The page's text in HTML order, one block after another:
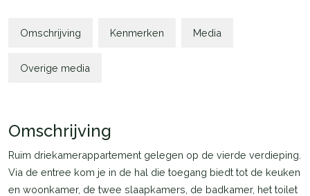
Omschrijving Kenmerken Media
Overige media
Omschrijving
Ruim driekamerappartement gelegen op de vierde verdieping.
Via de entree kom je in de hal die toegang biedt tot de keuken
en woonkamer, de twee slaapkamers, de badkamer, het toilet